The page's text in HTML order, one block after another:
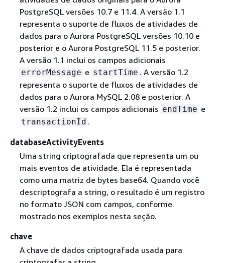
PostgreSQL versões 10.7 e 11.4. A versão 1.1
representa o suporte de fluxos de atividades de
dados para o Aurora PostgreSQL versões 10.10 e
posterior e o Aurora PostgreSQL 11.5 e posterior.
A versão 1.1 inclui os campos adicionais
errorMessage e startTime . A versão 1.2
representa o suporte de fluxos de atividades de
dados para o Aurora MySQL 2.08 e posterior. A
versão 1.2 inclui os campos adicionais endTime e
transactionId .
databaseActivityEvents
Uma string criptografada que representa um ou
mais eventos de atividade. Ela é representada
como uma matriz de bytes base64. Quando você
descriptografa a string, o resultado é um registro
no formato JSON com campos, conforme
mostrado nos exemplos nesta seção.
chave
A chave de dados criptografada usada para